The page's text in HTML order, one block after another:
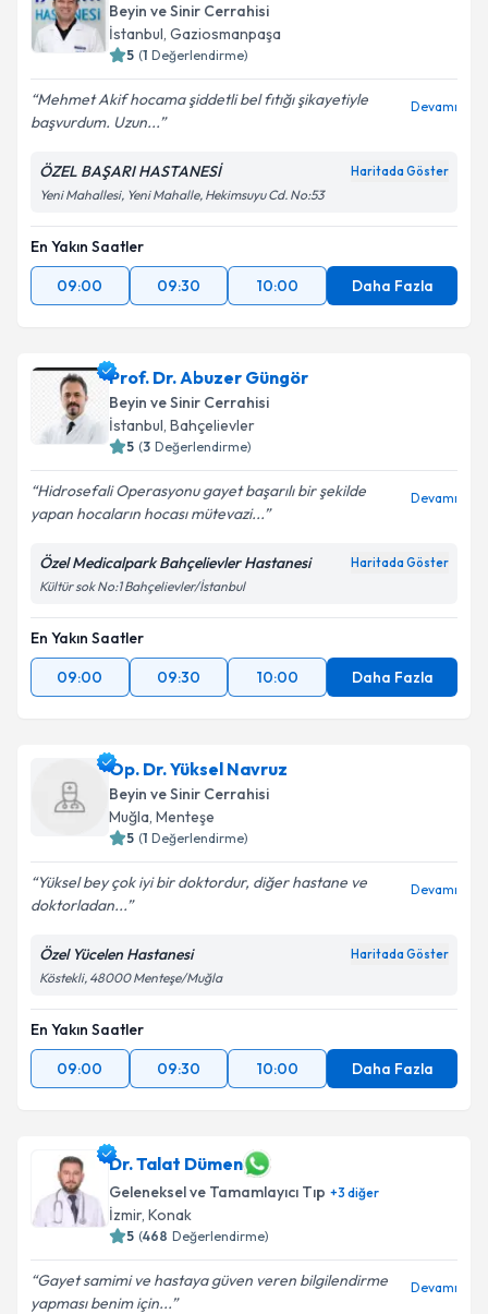
Beyin ve Sinir Cerrahisi
İstanbul, Gaziosmanpaşa
5 (1 Değerlendirme)
Mehmet Akif hocama şiddetli bel fıtığı şikayetiyle
başvurdum. Uzun...
Devamı
ÖZEL BAŞARI HASTANESİ Haritada Göster
Yeni Mahallesi, Yeni Mahalle, Hekimsuyu Cd. No:53
En Yakın Saatler
09:00
09:30 10:00 Daha Fazla
Prof. Dr. Abuzer Güngör
Beyin ve Sinir Cerrahisi
İstanbul, Bahçelievler
5 (3 Değerlendirme)
Hidrosefali Operasyonu gayet başarılı bir şekilde
yapan hocaların hocası mütevazi...
Devamı
Özel Medicalpark Bahçelievler Hastanesi Haritada Göster
Kültür sok No:1 Bahçelievler/İstanbul
En Yakın Saatler
09:00
09:30 10:00 Daha Fazla
Op. Dr. Yüksel Navruz
Beyin ve Sinir Cerrahisi
Muğla, Menteşe
5 (1 Değerlendirme)
Yüksel bey çok iyi bir doktordur, diğer hastane ve
doktorladan...
Devamı
Özel Yücelen Hastanesi Haritada Göster
Köstekli, 48000 Menteşe/Muğla
En Yakın Saatler
09:00
09:30 10:00 Daha Fazla
Dr. Talat Dümen
Geleneksel ve Tamamlayıcı Tıp +3 diğer
İzmir, Konak
5 (468 Değerlendirme)
Gayet samimi ve hastaya güven veren bilgilendirme
yapması benim için...
Devamı